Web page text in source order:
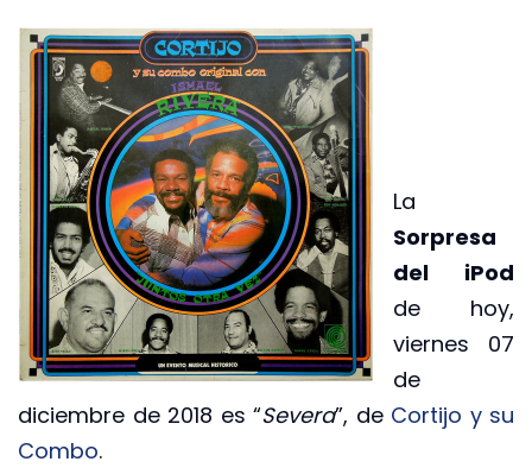
La
Sorpresa
del iPod
de hoy,
viernes 07
de
diciembre de 2018 es “Severa”, de Cortijo y su
Combo.